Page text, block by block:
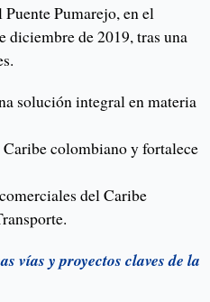
Pumarejo, en el
de 2019, tras una
solución integral en materia
colombiano y fortalece
del Caribe
vías y proyectos claves de la